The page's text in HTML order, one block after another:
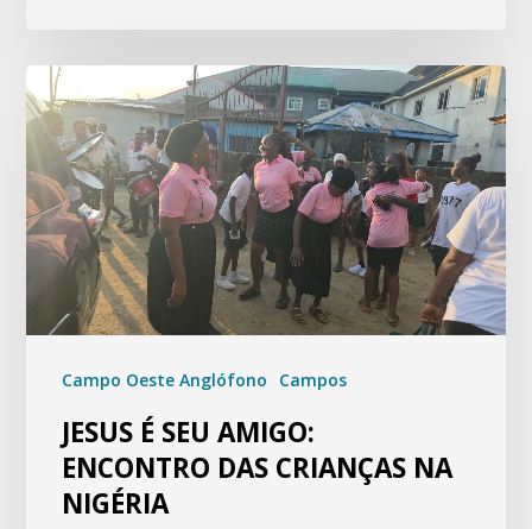
Campo Oeste Anglófono Campos
JESUS É SEU AMIGO:
ENCONTRO DAS CRIANÇAS NA
NIGÉRIA